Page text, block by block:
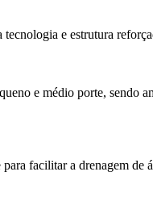
e estrutura
e médio porte, sendo
facilitar a drenagem de